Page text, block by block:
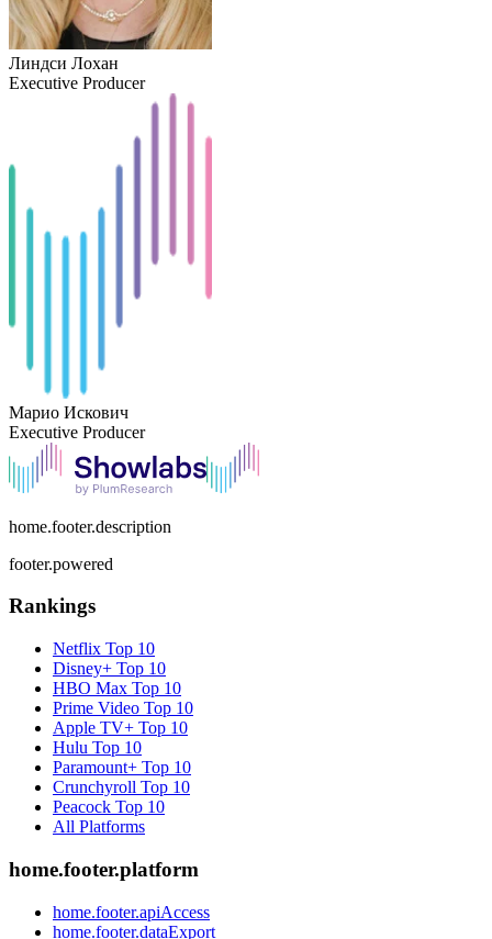
Линдси Лохан
Executive Producer
Марио Искович
Executive Producer
home.footer.description
footer.powered
Rankings
Netflix Top 10
Disney+ Top 10
HBO Max Top 10
Prime Video Top 10
Apple TV+ Top 10
Hulu Top 10
Paramount+ Top 10
Crunchyroll Top 10
Peacock Top 10
All Platforms
home.footer.platform
home.footer.apiAccess
home.footer.dataExport